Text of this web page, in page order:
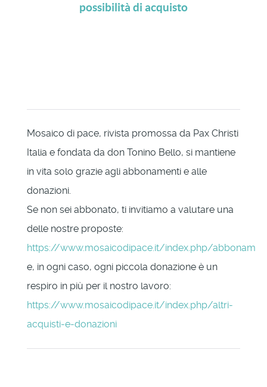
possibilità di acquisto
Mosaico di pace, rivista promossa da Pax Christi
Italia e fondata da don Tonino Bello, si mantiene
in vita solo grazie agli abbonamenti e alle
donazioni.
Se non sei abbonato, ti invitiamo a valutare una
delle nostre proposte:
https://www.mosaicodipace.it/index.php/
e, in ogni caso, ogni piccola donazione è un
respiro in più per il nostro lavoro:
https://www.mosaicodipace.it/index.php/altri-
acquisti-e-donazioni